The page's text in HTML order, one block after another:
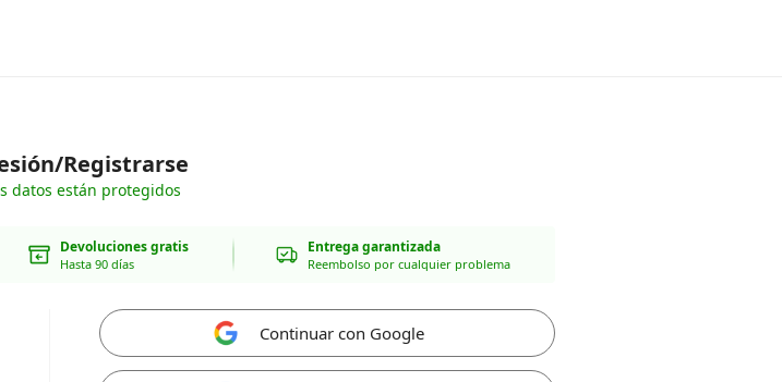
Registrarse
datos están protegidos
Devoluciones gratis
Hasta 90 días
Entrega garantizada
Reembolso por cualquier problema
Continuar con Google